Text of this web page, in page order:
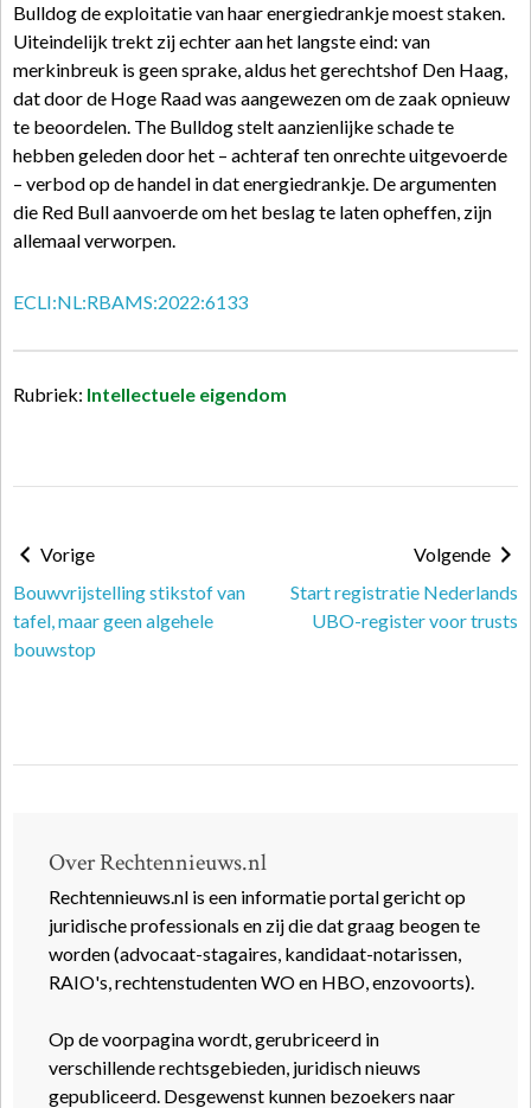
Bulldog de exploitatie van haar energiedrankje moest staken.
Uiteindelijk trekt zij echter aan het langste eind: van
merkinbreuk is geen sprake, aldus het gerechtshof Den Haag,
dat door de Hoge Raad was aangewezen om de zaak opnieuw
te beoordelen. The Bulldog stelt aanzienlijke schade te
hebben geleden door het – achteraf ten onrechte uitgevoerde
– verbod op de handel in dat energiedrankje. De argumenten
die Red Bull aanvoerde om het beslag te laten opheffen, zijn
allemaal verworpen.
ECLI:NL:RBAMS:2022:6133
Rubriek: Intellectuele eigendom
Vorige
Bouw­vrij­stel­ling stik­stof van
ta­fel, maar geen al­ge­he­le
bouw­stop
Volgende
Start registratie Nederlands
UBO-register voor trusts
Over Rechtennieuws.nl
Rechtennieuws.nl is een informatie portal gericht op
juridische professionals en zij die dat graag beogen te
worden (advocaat-stagaires, kandidaat-notarissen,
RAIO's, rechtenstudenten WO en HBO, enzovoorts).
Op de voorpagina wordt, gerubriceerd in
verschillende rechtsgebieden, juridisch nieuws
gepubliceerd. Desgewenst kunnen bezoekers naar